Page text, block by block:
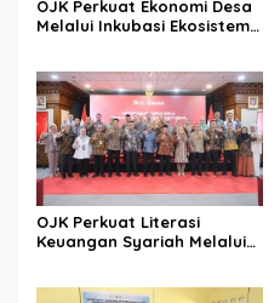
OJK Perkuat Ekonomi Desa
Melalui Inkubasi Ekosistem
OJK Perkuat Literasi
Keuangan Syariah Melalui